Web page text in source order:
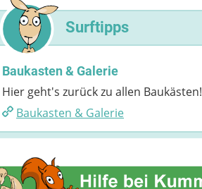
Surftipps
Baukasten & Galerie
Hier geht's zurück zu allen Baukästen!
Baukasten & Galerie